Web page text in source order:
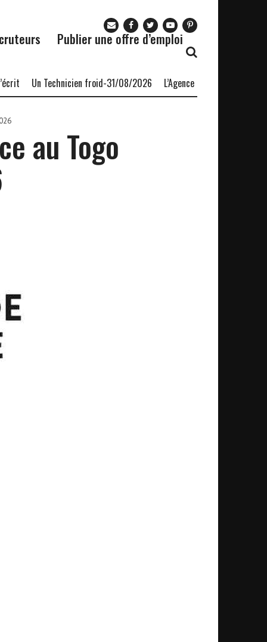
Publier une offre d’emploi
Un Technicien froid-31/08/2026 L’Agence nationale pour l’emploi
au Togo